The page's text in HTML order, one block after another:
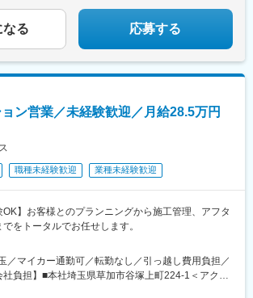
なる 応募する
ン営業／未経験歓迎／月給28.5万円
職種未経験歓迎 業種未経験歓迎
OK】お客様とのプランニングから施工管理、アフタ
をトータルでお任せします。
／マイカー通勤可／転勤なし／引っ越し費用負担／
社負担】■本社埼玉県草加市谷塚上町224-1＜アクセ
バス 谷塚上町バス停下車・徒歩1分■上野店東京都